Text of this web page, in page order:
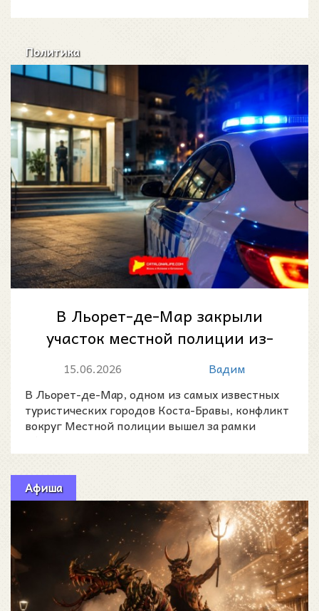
Политика
В Льорет-де-Мар закрыли
участок местной полиции из-
за нехватки сотрудников
15.06.2026
Вадим
В Льорет-де-Мар, одном из самых известных
туристических городов Коста-Бравы, конфликт
вокруг Местной полиции вышел за рамки
Афиша